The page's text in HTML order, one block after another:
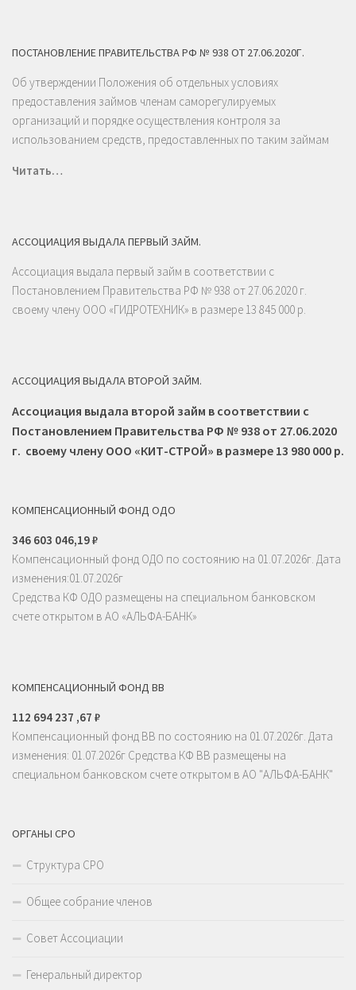
ПОСТАНОВЛЕНИЕ ПРАВИТЕЛЬСТВА РФ № 938 ОТ 27.06.2020Г.
Об утверждении Положения об отдельных условиях
предоставления займов членам саморегулируемых
организаций и порядке осуществления контроля за
использованием средств, предоставленных по таким займам
Читать…
АССОЦИАЦИЯ ВЫДАЛА ПЕРВЫЙ ЗАЙМ.
Ассоциация выдала первый займ в соответствии с
Постановлением Правительства РФ № 938 от 27.06.2020 г.
своему члену ООО «ГИДРОТЕХНИК» в размере 13 845 000 р.
АССОЦИАЦИЯ ВЫДАЛА ВТОРОЙ ЗАЙМ.
Ассоциация выдала второй займ в соответствии с
Постановлением Правительства РФ № 938 от 27.06.2020
г. своему члену ООО «КИТ-СТРОЙ» в размере 13 980 000 р.
КОМПЕНСАЦИОННЫЙ ФОНД ОДО
346 603 046,19₽
Компенсационный фонд ОДО по состоянию на 01.07.2026г. Дата
изменения:01.07.2026г
Средства КФ ОДО размещены на специальном банковском
счете открытом в АО «АЛЬФА-БАНК»
КОМПЕНСАЦИОННЫЙ ФОНД ВВ
112 694 237 ,67 ₽
Компенсационный фонд ВВ по состоянию на 01.07.2026г. Дата
изменения: 01.07.2026г Средства КФ ВВ размещены на
специальном банковском счете открытом в АО "АЛЬФА-БАНК"
ОРГАНЫ СРО
Структура СРО
Общее собрание членов
Совет Ассоциации
Генеральный директор